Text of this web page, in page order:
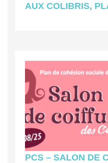
AUX COLIBRIS,
PCS – SALON DE